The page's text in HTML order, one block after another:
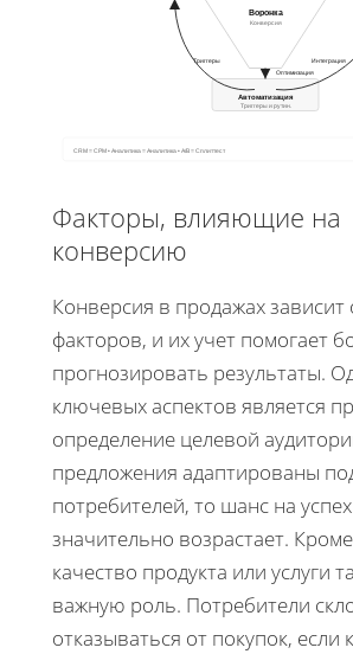
Воронка
Конверсия
Автоматизация
Триггеры и рутин.
Оптимизация
Триггеры Интеграция
CRM = СРМ • Аналитика = Аналитика • A/B = Сплиттест
Факторы, влияющие на
конверсию
Конверсия в продажах зависит
факторов, и их учет помогает
прогнозировать результаты.
ключевых аспектов является
определение целевой
предложения адаптированы
потребителей, то шанс на
значительно возрастает.
качество продукта или услуги
важную роль. Потребители
отказываться от покупок, если